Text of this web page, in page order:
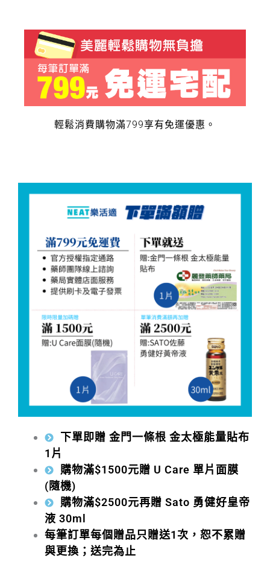
輕鬆消費購物滿799享有免運優惠。
下單即贈 金門一條根 金太極能量貼布
1片
購物滿$1500元贈 U Care 單片面膜
(隨機)
購物滿$2500元再贈 Sato 勇健好皇帝
液 30ml
每筆訂單每個贈品只贈送1次，恕不累贈
與更換；送完為止